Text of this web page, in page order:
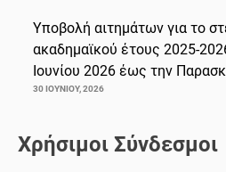
Υποβολή αιτημάτων για το
ακαδημαϊκού έτους 2025-
Ιουνίου 2026 έως την
30 ΙΟΥΝΊΟΥ, 2026
Χρήσιμοι Σύνδεσμοι